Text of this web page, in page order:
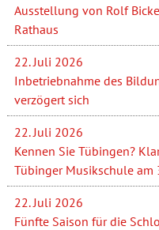
Ausstellung von Rolf
Rathaus
22. Juli 2026
Inbetriebnahme des
verzögert sich
22. Juli 2026
Kennen Sie Tübingen?
Tübinger Musikschule am
22. Juli 2026
Fünfte Saison für die